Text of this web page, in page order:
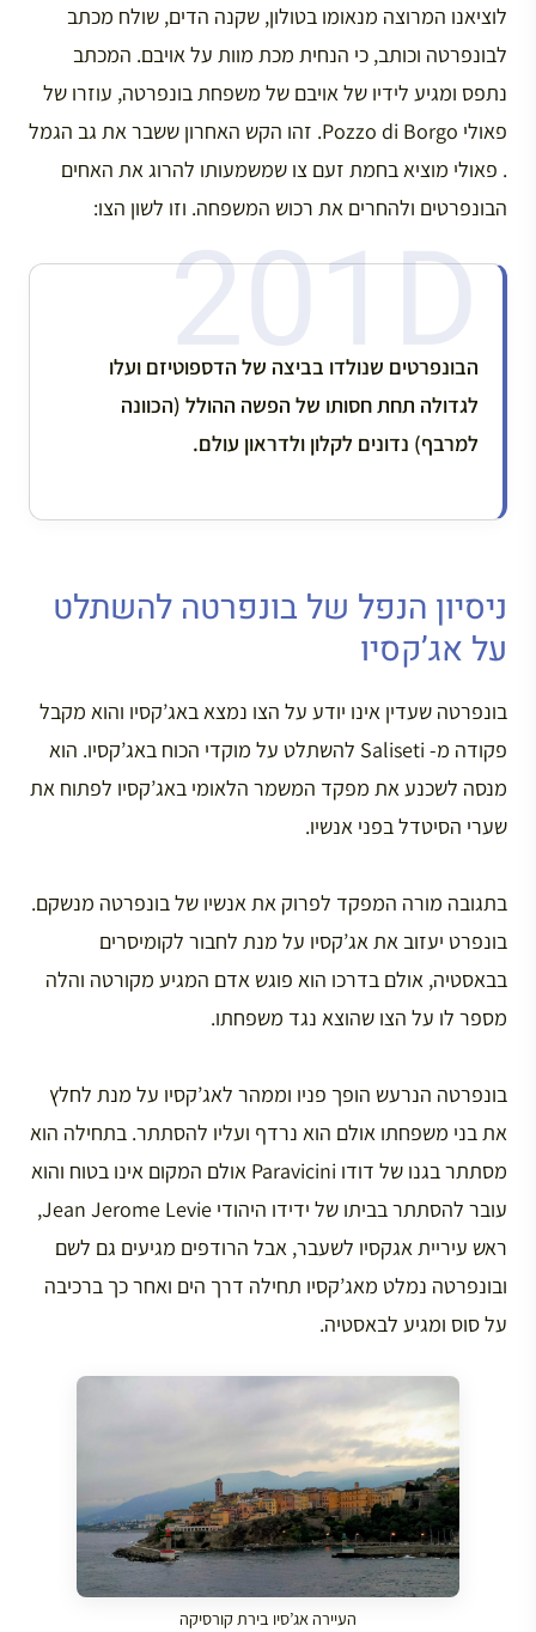
לוציאנו המרוצה מנאומו בטולון, שקנה הדים, שולח מכתב
לבונפרטה וכותב, כי הנחית מכת מוות על אויבם. המכתב
נתפס ומגיע לידיו של אויבם של משפחת בונפרטה, עוזרו של
פאולי Pozzo di Borgo. זהו הקש האחרון ששבר את גב הגמל
. פאולי מוציא בחמת זעם צו שמשמעותו להרוג את האחים
הבונפרטים ולהחרים את רכוש המשפחה. וזו לשון הצו:
הבונפרטים שנולדו בביצה של הדספוטיזם ועלו
לגדולה תחת חסותו של הפשה ההולל (הכוונה
למרבף) נדונים לקלון ולדראון עולם.
ניסיון הנפל של בונפרטה להשתלט
על אג’קסיו
בונפרטה שעדין אינו יודע על הצו נמצא באג’קסיו והוא מקבל
פקודה מ- Saliseti להשתלט על מוקדי הכוח באג’קסיו. הוא
מנסה לשכנע את מפקד המשמר הלאומי באג’קסיו לפתוח את
שערי הסיטדל בפני אנשיו.
בתגובה מורה המפקד לפרוק את אנשיו של בונפרטה מנשקם.
בונפרט יעזוב את אג’קסיו על מנת לחבור לקומיסרים
בבאסטיה, אולם בדרכו הוא פוגש אדם המגיע מקורטה והלה
מספר לו על הצו שהוצא נגד משפחתו.
בונפרטה הנרעש הופך פניו וממהר לאג’קסיו על מנת לחלץ
את בני משפחתו אולם הוא נרדף ועליו להסתתר. בתחילה הוא
מסתתר בגנו של דודו Paravicini אולם המקום אינו בטוח והוא
עובר להסתתר בביתו של ידידו היהודי Jean Jerome Levie,
ראש עיריית אגקסיו לשעבר, אבל הרודפים מגיעים גם לשם
ובונפרטה נמלט מאג’קסיו תחילה דרך הים ואחר כך ברכיבה
על סוס ומגיע לבאסטיה.
העיירה אג’סיו בירת קורסיקה